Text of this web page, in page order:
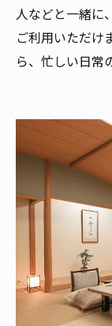
人などと一緒に
ご利用いただけ
ら、忙しい日常